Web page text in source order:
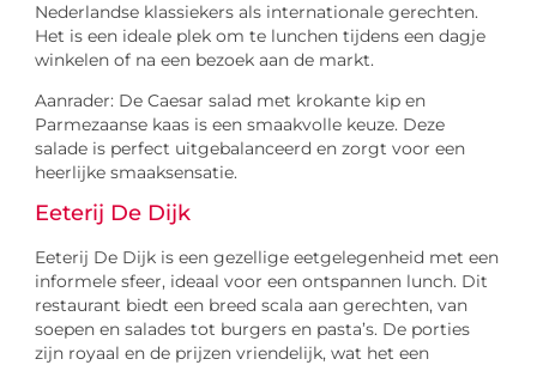
Nederlandse klassiekers als internationale gerechten.
Het is een ideale plek om te lunchen tijdens een dagje
winkelen of na een bezoek aan de markt.
Aanrader: De Caesar salad met krokante kip en
Parmezaanse kaas is een smaakvolle keuze. Deze
salade is perfect uitgebalanceerd en zorgt voor een
heerlijke smaaksensatie.
Eeterij De Dijk
Eeterij De Dijk is een gezellige eetgelegenheid met een
informele sfeer, ideaal voor een ontspannen lunch. Dit
restaurant biedt een breed scala aan gerechten, van
soepen en salades tot burgers en pasta’s. De porties
zijn royaal en de prijzen vriendelijk, wat het een